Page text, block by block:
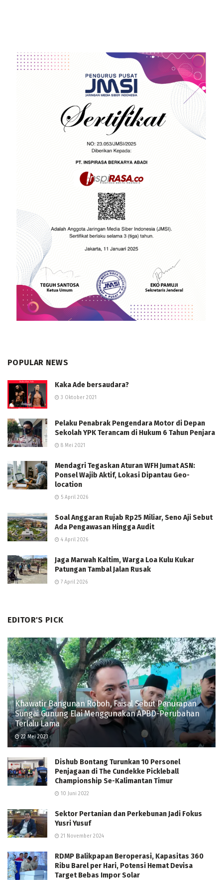
POPULAR NEWS
Kaka Ade bersaudara?
3 Oktober 2021
Pelaku Penabrak Pengendara Motor di Depan
Sekolah YPK Terancam di Hukum 6 Tahun Penjara
8 Mei 2021
Mendagri Tegaskan Aturan WFH Jumat ASN:
Ponsel Wajib Aktif, Lokasi Dipantau Geo-
location
5 April 2026
Soal Anggaran Rujab Rp25 Miliar, Seno Aji Sebut
Ada Pengawasan Hingga Audit
4 April 2026
Jaga Marwah Kaltim, Warga Loa Kulu Kukar
Patungan Tambal Jalan Rusak
7 April 2026
EDITOR'S PICK
Khawatir Bangunan Roboh, Faisal Sebut Penurapan
Sungai Gunung Elai Menggunakan APBD-Perubahan
Terlalu Lama
22 Mei 2023
Dishub Bontang Turunkan 10 Personel
Penjagaan di The Cundekke Pickleball
Championship Se-Kalimantan Timur
10 Juni 2022
Sektor Pertanian dan Perkebunan Jadi Fokus
Yusri Yusuf
21 November 2024
RDMP Balikpapan Beroperasi, Kapasitas 360
Ribu Barel per Hari, Potensi Hemat Devisa
Target Bebas Impor Solar